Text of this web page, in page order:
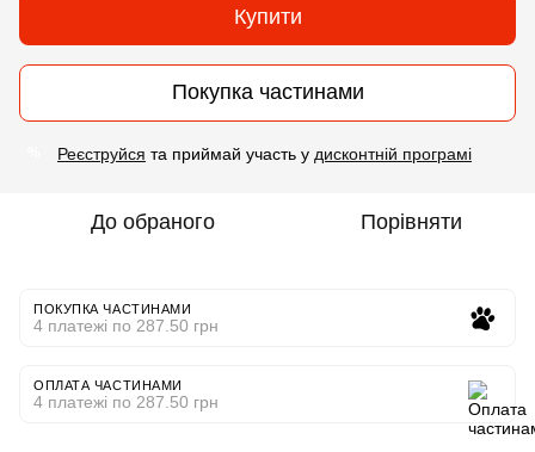
Купити
Покупка частинами
Реєструйся та приймай участь у дисконтній програмі
До обраного Порівняти
ПОКУПКА ЧАСТИНАМИ
4 платежі по 287.50 грн
ОПЛАТА ЧАСТИНАМИ
4 платежі по 287.50 грн